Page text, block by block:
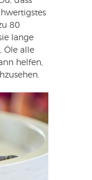
80
lange
Öle alle
helfen,